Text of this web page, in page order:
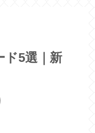
ド5選｜新